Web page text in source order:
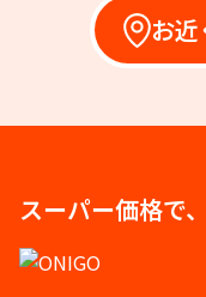
お近
スーパー価格で